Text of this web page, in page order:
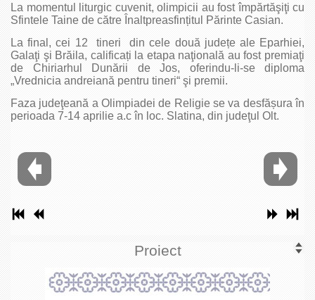
La momentul liturgic cuvenit, olimpicii au fost împărtăşiţi cu
Sfintele Taine de către Înaltpreasfințitul Părinte Casian.
La final, cei 12 tineri din cele două județe ale Eparhiei,
Galaţi şi Brăila, calificați la etapa naţională au fost premiaţi
de Chiriarhul Dunării de Jos, oferindu-li-se diploma
„Vrednicia andreiană pentru tineri“ şi premii.
Faza judeţeană a Olimpiadei de Religie se va desfășura în
perioada 7-14 aprilie a.c în loc. Slatina, din judeţul Olt.
Proiect